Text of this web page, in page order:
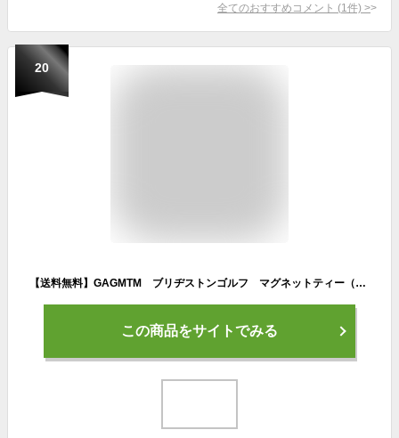
全てのおすすめコメント (1 件) >
20
【送料無料】GAGMTM ブリヂストンゴルフ マグネットティー（ミドルティー/80mm）/BRIDGESTONE GOLF
この商品をサイトでみる